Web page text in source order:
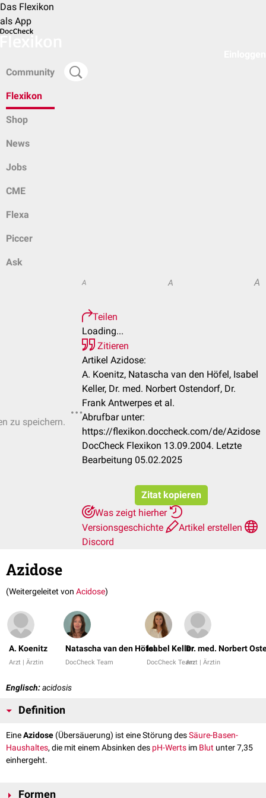
Das Flexikon
als App
Community
Flexikon
Shop
News
Jobs
CME
Flexa
Piccer
Ask
zu speichern.
A A A
Teilen
Loading...
Zitieren
Artikel Azidose:
A. Koenitz, Natascha van den Höfel, Isabel
Keller, Dr. med. Norbert Ostendorf, Dr.
Frank Antwerpes et al.
Abrufbar unter:
https://flexikon.doccheck.com/de/Azidose
DocCheck Flexikon 13.09.2004. Letzte
Bearbeitung 05.02.2025
Zitat kopieren
Was zeigt hierher
Versionsgeschichte
Artikel erstellen
Discord
Azidose
(Weitergeleitet von Acidose)
A. Koenitz
Arzt | Ärztin
Natascha van den Höfel
DocCheck Team
Isabel Keller
DocCheck Team
Dr. med. Norbert
Arzt | Ärztin
Englisch:acidosis
Definition
EineAzidose (Übersäuerung) ist eine Störung desSäure-Basen-
Haushaltes, die mit einem Absinken des pH-Werts im Blut unter 7,35
einhergeht.
Formen